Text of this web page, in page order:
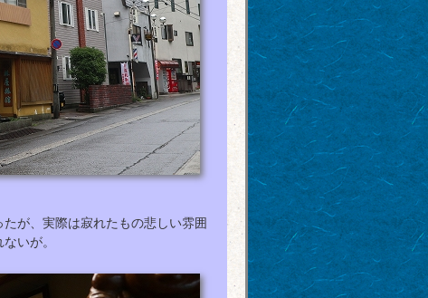
が、実際は寂れたもの悲しい雰囲
いが。